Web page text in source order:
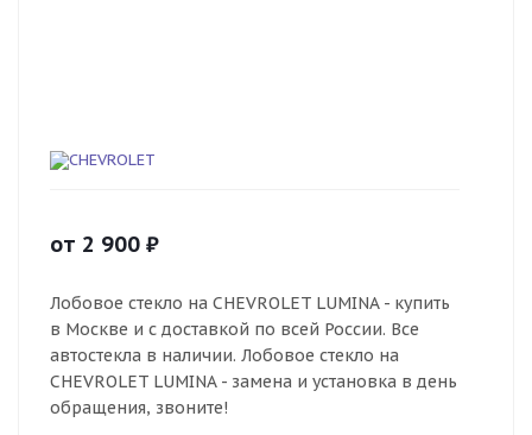
от 2 900 ₽
Лобовое стекло на CHEVROLET LUMINA - купить
в Москве и с доставкой по всей России. Все
автостекла в наличии. Лобовое стекло на
CHEVROLET LUMINA - замена и установка в день
обращения, звоните!